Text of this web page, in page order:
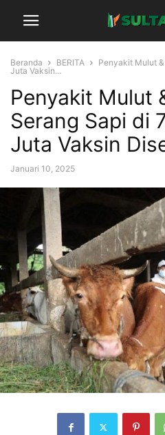
Beranda BERITA
Penyakit Mulut
Juta Vaksin...
Penyakit Mulut
Serang Sapi di
Juta Vaksin
Januari 10, 2025